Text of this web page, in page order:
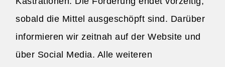
sobald die Mittel ausgeschöpft sind. Darüber
informieren wir zeitnah auf der Website und
über Social Media. Alle weiteren